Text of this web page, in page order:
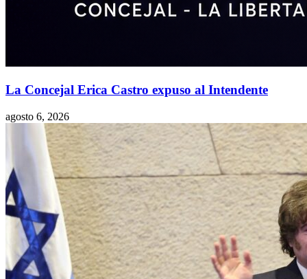
La Concejal Erica Castro expuso al Intendente
agosto 6, 2026